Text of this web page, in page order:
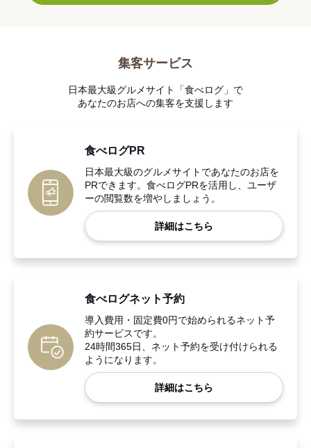
集客サービス
日本最大級グルメサイト「食べログ」で
あなたのお店への集客を支援します
食べログPR
日本最大級のグルメサイトであなたのお店を
PRできます。食べログPRを活用し、ユーザ
ーの閲覧数を増やしましょう。
詳細はこちら
食べログネット予約
導入費用・固定費0円で始められるネット予
約サービスです。
24時間365日、ネット予約を受け付けられる
ようになります。
詳細はこちら